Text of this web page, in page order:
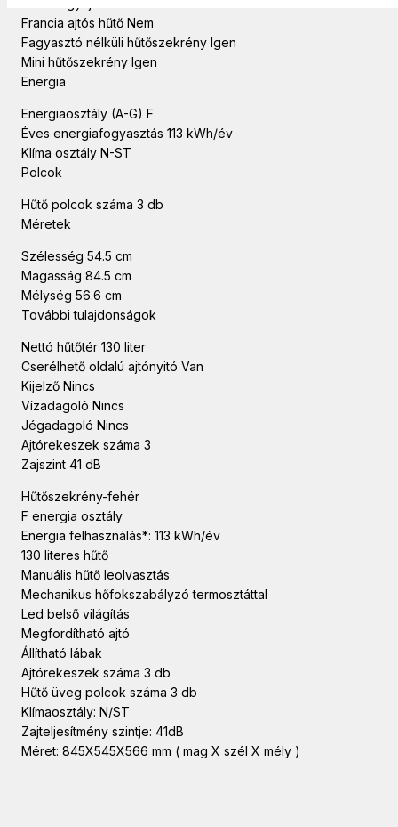
Francia ajtós hűtő Nem
Fagyasztó nélküli hűtőszekrény Igen
Mini hűtőszekrény Igen
Energia
Energiaosztály (A-G) F
Éves energiafogyasztás 113 kWh/év
Klíma osztály N-ST
Polcok
Hűtő polcok száma 3 db
Méretek
Szélesség 54.5 cm
Magasság 84.5 cm
Mélység 56.6 cm
További tulajdonságok
Nettó hűtőtér 130 liter
Cserélhető oldalú ajtónyitó Van
Kijelző Nincs
Vízadagoló Nincs
Jégadagoló Nincs
Ajtórekeszek száma 3
Zajszint 41 dB
Hűtőszekrény-fehér
F energia osztály
Energia felhasználás*: 113 kWh/év
130 literes hűtő
Manuális hűtő leolvasztás
Mechanikus hőfokszabályzó termosztáttal
Led belső világítás
Megfordítható ajtó
Állítható lábak
Ajtórekeszek száma 3 db
Hűtő üveg polcok száma 3 db
Klímaosztály: N/ST
Zajteljesítmény szintje: 41dB
Méret: 845X545X566 mm ( mag X szél X mély )